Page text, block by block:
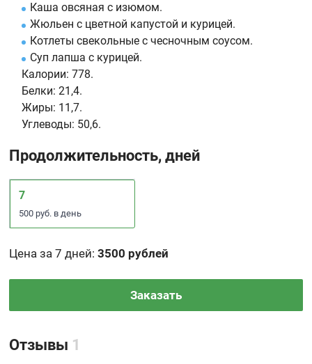
Каша овсяная с изюмом.
Жюльен с цветной капустой и курицей.
Котлеты свекольные с чесночным соусом.
Суп лапша с курицей.
Калории: 778.
Белки: 21,4.
Жиры: 11,7.
Углеводы: 50,6.
Продолжительность, дней
7
500 руб. в день
Цена за 7 дней:3500 рублей
Заказать
Отзывы 1